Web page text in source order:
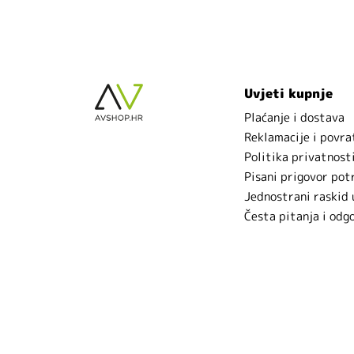
Uvjeti kupnje
Plaćanje i dostava
Reklamacije i
Politika privatnosti
Pisani prigovor
Jednostrani raskid
Česta pitanja i